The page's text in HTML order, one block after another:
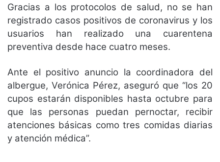
Gracias a los protocolos de salud, no se han
registrado casos positivos de coronavirus y los
usuarios han realizado una cuarentena
preventiva desde hace cuatro meses.
Ante el positivo anuncio la coordinadora del
albergue, Verónica Pérez, aseguró que “los 20
cupos estarán disponibles hasta octubre para
que las personas puedan pernoctar, recibir
atenciones básicas como tres comidas diarias
y atención médica”.